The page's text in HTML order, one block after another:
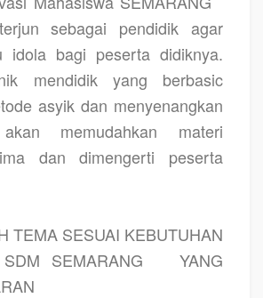
sebagai pendidik agar
idola bagi peserta didiknya.
mendidik yang berbasic
asyik dan menyenangkan
memudahkan materi
dan dimengerti peserta
TEMA SESUAI KEBUTUHAN
SEMARANG
YANG